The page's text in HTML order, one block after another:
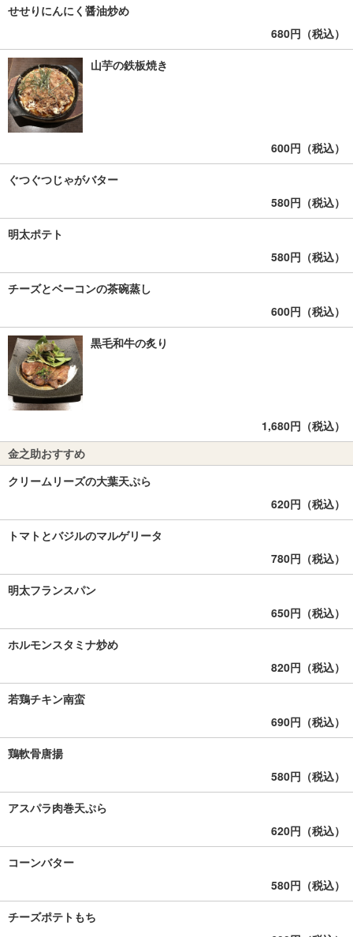
せせりにんにく醤油炒め
680円（税込）
山芋の鉄板焼き
600円（税込）
ぐつぐつじゃがバター
580円（税込）
明太ポテト
580円（税込）
チーズとベーコンの茶碗蒸し
600円（税込）
黒毛和牛の炙り
1,680円（税込）
金之助おすすめ
クリームリーズの大葉天ぷら
620円（税込）
トマトとバジルのマルゲリータ
780円（税込）
明太フランスパン
650円（税込）
ホルモンスタミナ炒め
820円（税込）
若鶏チキン南蛮
690円（税込）
鶏軟骨唐揚
580円（税込）
アスパラ肉巻天ぷら
620円（税込）
コーンバター
580円（税込）
チーズポテトもち